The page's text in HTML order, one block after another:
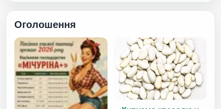
Оголошення